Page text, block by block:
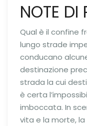
NOTE DI
Qual è il confine
lungo strade
conducano
destinazione
strada la cui
è certa
imboccata. In
vita e la morte,